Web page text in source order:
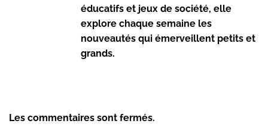
éducatifs et jeux de société, elle
explore chaque semaine les
nouveautés qui émerveillent petits et
grands.
Les commentaires sont fermés.